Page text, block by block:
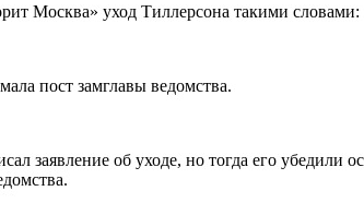
Москва» уход Тиллерсона такими словами:
пост замглавы ведомства.
об уходе, но тогда его убедили